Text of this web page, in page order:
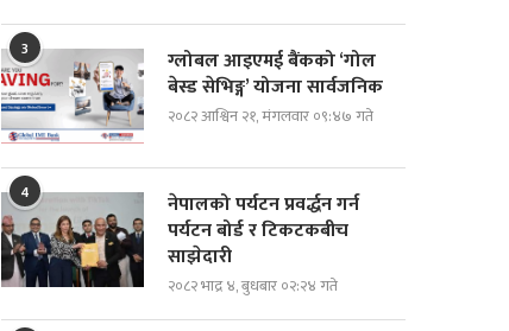
3
ग्लोबल आइएमई बैंकको ‘गोल
बेस्ड सेभिङ्ग’ योजना सार्वजनिक
२०८२ आश्विन २१, मंगलवार ०९:४७ गते
4
नेपालको पर्यटन प्रवर्द्धन गर्न
पर्यटन बोर्ड र टिकटकबीच
साझेदारी
२०८२ भाद्र ४, बुधबार ०२:२४ गते